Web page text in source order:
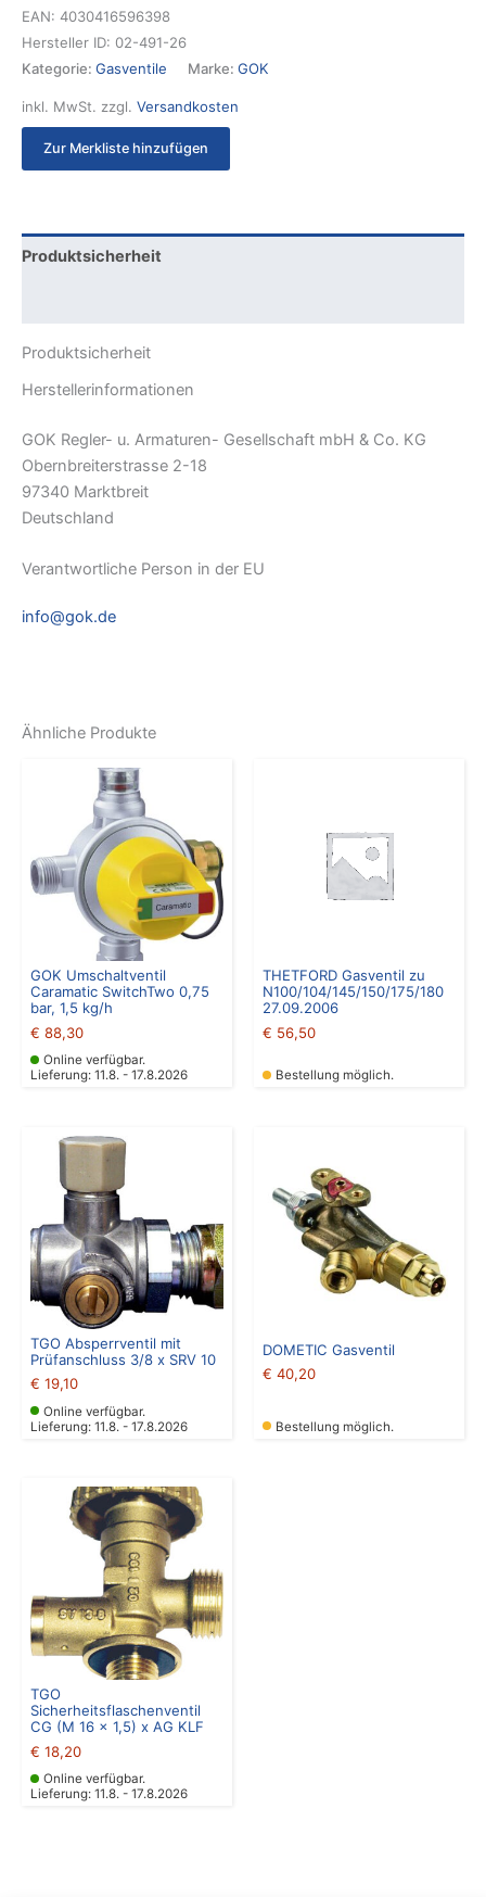
EAN: 4030416596398
Hersteller ID: 02-491-26
Kategorie: Gasventile Marke: GOK
inkl. MwSt. zzgl. Versandkosten
Zur Merkliste hinzufügen
Produktsicherheit
Produktsicherheit
Herstellerinformationen
GOK Regler- u. Armaturen- Gesellschaft mbH & Co. KG
Obernbreiterstrasse 2-18
97340 Marktbreit
Deutschland
Verantwortliche Person in der EU
info@gok.de
Ähnliche Produkte
GOK Umschaltventil
Caramatic SwitchTwo 0,75
bar, 1,5 kg/h
€ 88,30
Online verfügbar.
Lieferung: 11.8. - 17.8.2026
THETFORD Gasventil zu
N100/104/145/150/175/180
27.09.2006
€ 56,50
Bestellung möglich.
TGO Absperrventil mit
Prüfanschluss 3/8 x SRV 10
€ 19,10
Online verfügbar.
Lieferung: 11.8. - 17.8.2026
DOMETIC Gasventil
€ 40,20
Bestellung möglich.
TGO
Sicherheitsflaschenventil
CG (M 16 x 1,5) x AG KLF
€ 18,20
Online verfügbar.
Lieferung: 11.8. - 17.8.2026